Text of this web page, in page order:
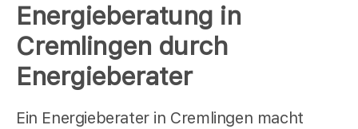
Energieberatung in
Cremlingen durch
Energieberater
Ein Energieberater in Cremlingen macht